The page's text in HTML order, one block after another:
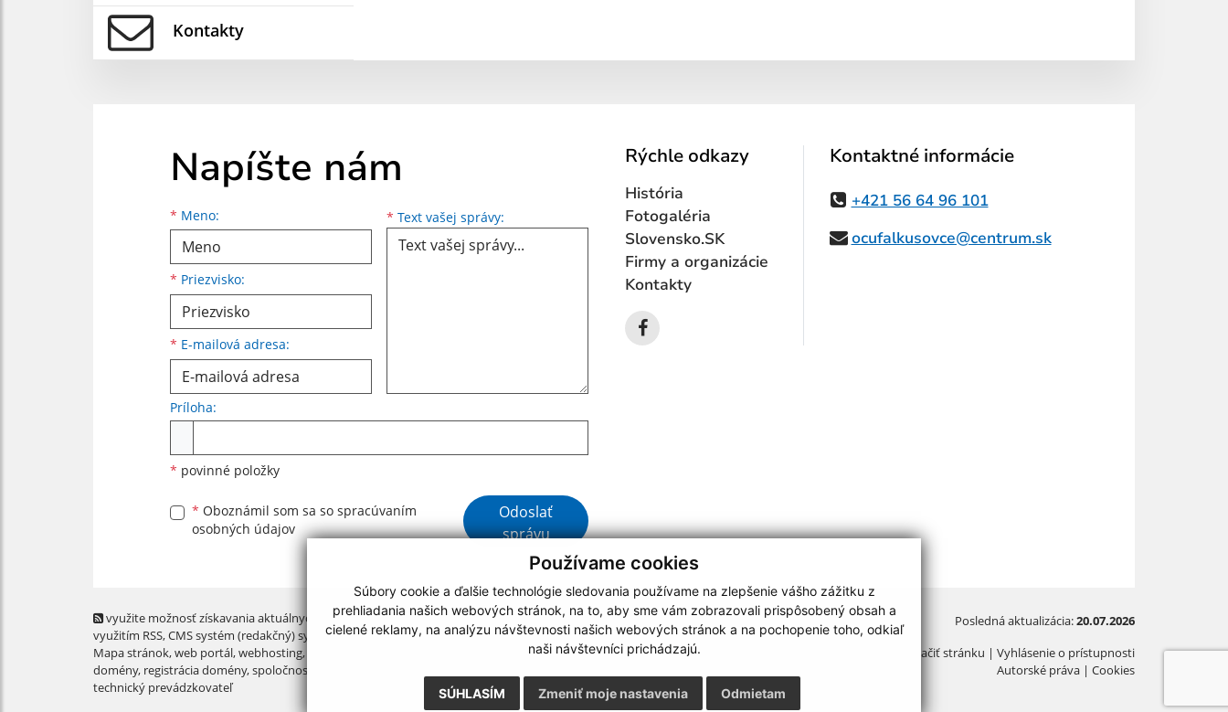
Používame cookies
Súbory cookie a ďalšie technológie sledovania používame na zlepšenie vášho zážitku z
prehliadania našich webových stránok, na to, aby sme vám zobrazovali prispôsobený obsah a
cielené reklamy, na analýzu návštevnosti našich webových stránok a na pochopenie toho, odkiaľ
naši návštevníci prichádzajú.
SÚHLASÍM Odmietam
Zmeniť moje nastavenia
Kontakty
Napíšte nám
* Meno:
Meno
* Priezvisko:
Priezvisko
* E-mailová adresa:
E-mailová adresa * Text vašej správy: Text vašej správy...
Príloha:
* povinné položky
* Oboznámil som sa so spracúvaním
osobných údajov
Google reCaptcha Response
Odoslať
správu
Rýchle odkazy
História
Fotogaléria
Slovensko.SK
Firmy a organizácie
Kontakty
Kontaktné informácie
+421 56 64 96 101
ocufalkusovce@centrum.sk
využite možnosť získavania aktuálnych informácií s
využitím RSS, CMS systém (redakčný) systém ECHELON 2,
Mapa stránok,web portál,webhosting,
domény, registrácia domény,spoločnosť webex.digital, s.r.o.
technický prevádzkovateľ
Posledná aktualizácia:20.07.2026
Vytlačiť stránku | Vyhlásenie o prístupnosti
Autorské práva | Cookies
webdesign|